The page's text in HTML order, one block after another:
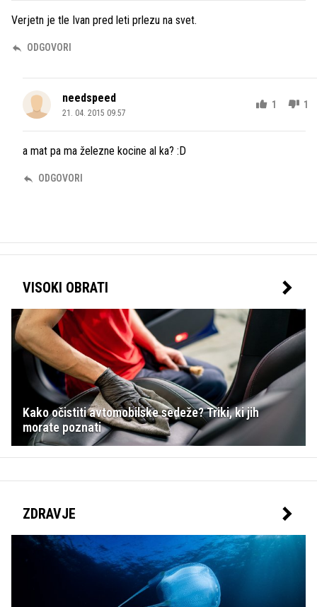
Verjetn je tle Ivan pred leti prlezu na svet.
ODGOVORI
needspeed
21. 04. 2015 09.57
1 1
a mat pa ma železne kocine al ka? :D
ODGOVORI
VISOKI OBRATI
Kako očistiti avtomobilske sedeže? Triki, ki jih
morate poznati
ZDRAVJE